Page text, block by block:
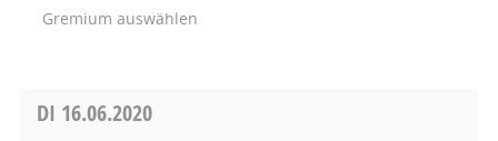
Gremium auswählen
DI 16.06.2020